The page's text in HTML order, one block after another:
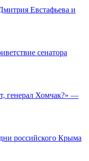
Евстафьева и
сенатора
генерал Хомчак?» —
российского Крыма